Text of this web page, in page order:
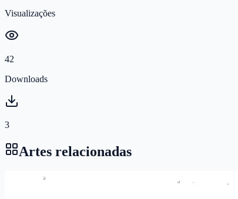
Visualizações
42
Downloads
3
Artes relacionadas